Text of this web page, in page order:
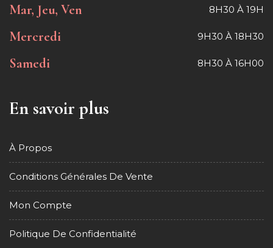
Mar, Jeu, Ven 8H30 À 19H
Mercredi 9H30 À 18H30
Samedi 8H30 À 16H00
En savoir plus
À Propos
Conditions Générales De Vente
Mon Compte
Politique De Confidentialité